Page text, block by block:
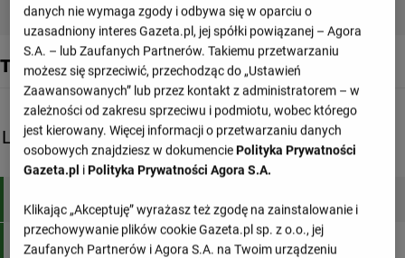
Tabele drużyny
Liga Mistrzów, Grupa C
M
2 CV Guaguas 6 12:14
danych nie wymaga zgody i odbywa się w oparciu o
uzasadniony interes Gazeta.pl, jej spółki powiązanej – Agora
S.A. – lub Zaufanych Partnerów. Takiemu przetwarzaniu
możesz się sprzeciwić, przechodząc do „Ustawień
Zaawansowanych” lub przez kontakt z administratorem – w
zależności od zakresu sprzeciwu i podmiotu, wobec którego
jest kierowany. Więcej informacji o przetwarzaniu danych
osobowych znajdziesz w dokumenciePolityka Prywatności
Gazeta.pl iPolityka Prywatności Agora S.A.
Klikając „Akceptuję” wyrażasz też zgodę na zainstalowanie i
przechowywanie plików cookie Gazeta.pl sp. z o.o., jej
Zaufanych Partnerów i Agora S.A. na Twoim urządzeniu